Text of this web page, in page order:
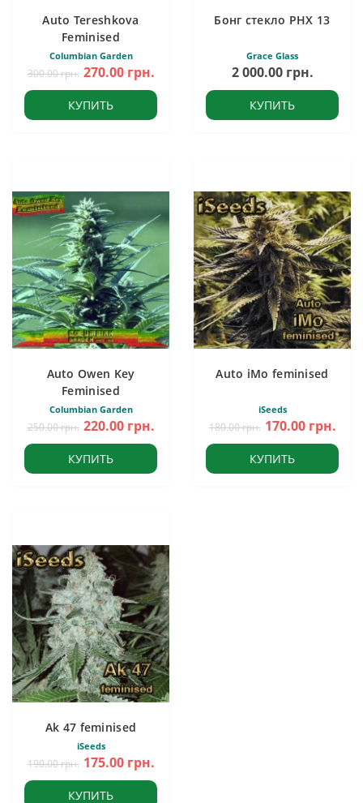
Auto Tereshkova
Feminised
Columbian Garden
300.00 грн. 270.00 грн.
КУПИТЬ
Бонг стекло PHX 13
Grace Glass
2 000.00 грн.
КУПИТЬ
Auto Owen Key
Feminised
Columbian Garden
250.00 грн. 220.00 грн.
КУПИТЬ
Auto iMo feminised
iSeeds
180.00 грн. 170.00 грн.
КУПИТЬ
Ak 47 feminised
iSeeds
190.00 грн. 175.00 грн.
КУПИТЬ